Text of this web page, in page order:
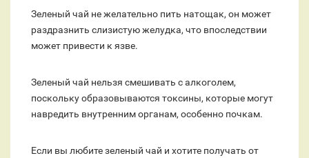
Зеленый чай не желательно пить натощак, он может
раздразнить слизистую желудка, что впоследствии
может привести к язве.
Зеленый чай нельзя смешивать с алкоголем,
поскольку образовываются токсины, которые могут
навредить внутренним органам, особенно почкам.
Если вы любите зеленый чай и хотите получать от